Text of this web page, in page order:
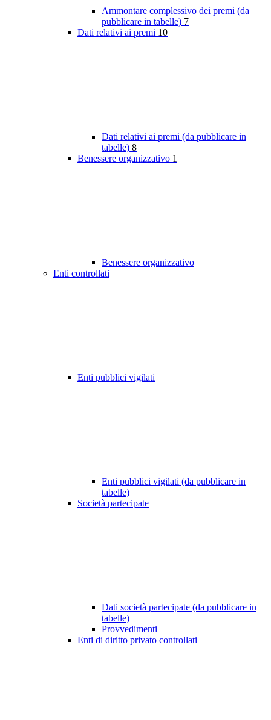
Ammontare complessivo dei premi (da
pubblicare in tabelle) 7
Dati relativi ai premi 10
Dati relativi ai premi (da pubblicare in
tabelle) 8
Benessere organizzativo 1
Benessere organizzativo
Enti controllati
Enti pubblici vigilati
Enti pubblici vigilati (da pubblicare in
tabelle)
Società partecipate
Dati società partecipate (da pubblicare in
tabelle)
Provvedimenti
Enti di diritto privato controllati